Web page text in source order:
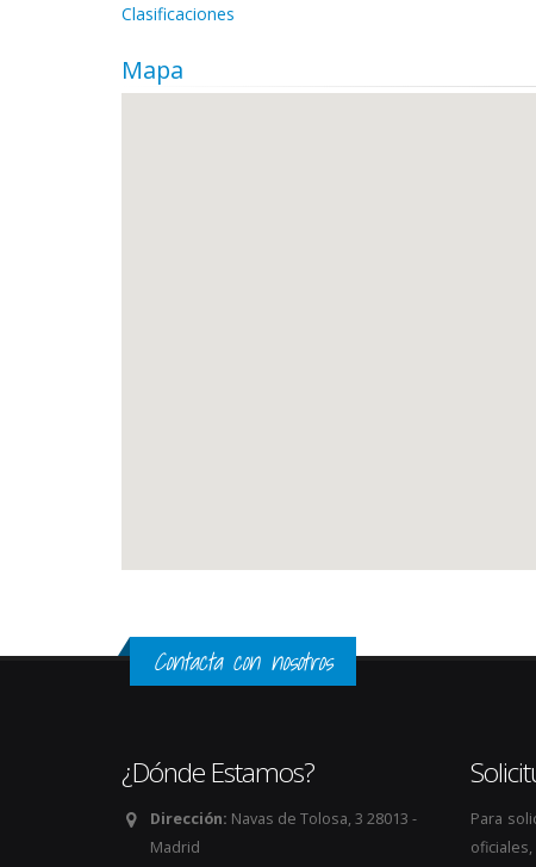
Clasificaciones
Mapa
Contacta con nosotros
¿Dónde Estamos?
Dirección: Navas de Tolosa, 3 28013 -
Madrid
Para